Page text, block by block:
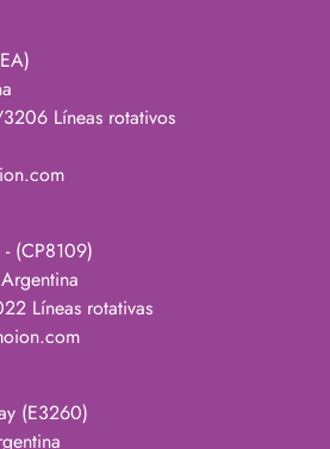
Líneas rotativos
(CP8109)
Líneas rotativas
(E3260)